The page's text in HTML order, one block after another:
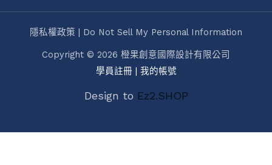
隱私權政策 | Do Not Sell My Personal Information
Copyright © 2026 橙果創意國際設計有限公司
學員註冊 | 我的帳號
Design to Ez2.SHOP